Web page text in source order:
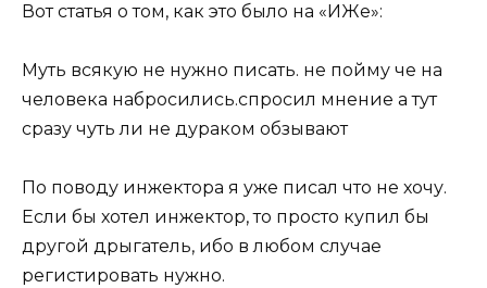
Вот статья о том, как это было на «ИЖе»:
Муть всякую не нужно писать. не пойму че на
человека набросились.спросил мнение а тут
сразу чуть ли не дураком обзывают
По поводу инжектора я уже писал что не хочу.
Если бы хотел инжектор, то просто купил бы
другой дрыгатель, ибо в любом случае
регистировать нужно.